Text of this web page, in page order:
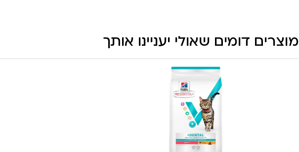
מוצרים דומים שאולי יעניינו אותך